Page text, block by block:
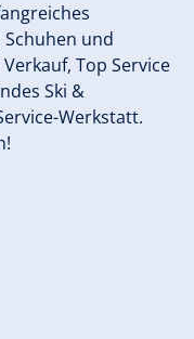
und
Top Service
Ski &
Werkstatt.